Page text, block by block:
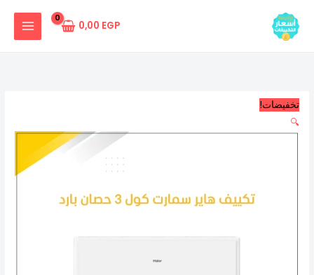
المحتوى
0,00 EGP
تخفيضات!
🔍
تكييف
هاير
3
حصان
بارد